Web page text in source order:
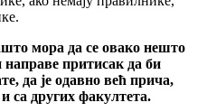
мора да се овако нешто
направе притисак да би
да је одавно већ прича,
са других факултета.